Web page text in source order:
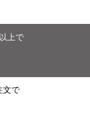
上で
文で